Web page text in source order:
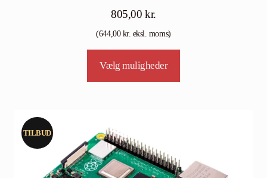
805,00kr.
(644,00kr. eksl. moms)
Vælg muligheder
TILBUD